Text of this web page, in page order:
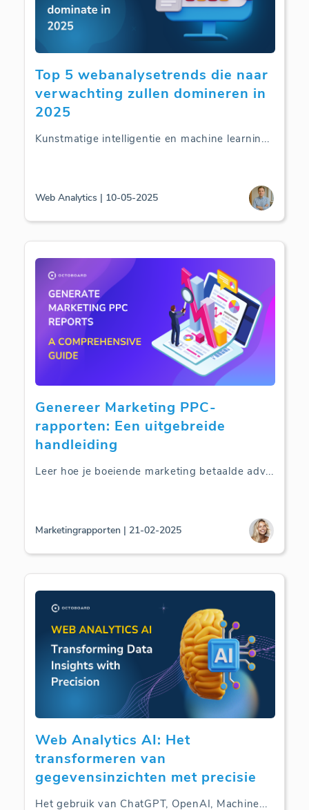
Top 5 webanalysetrends die naar
verwachting zullen domineren in
2025
Kunstmatige intelligentie en machine learnin...
Web Analytics | 10-05-2025
Genereer Marketing PPC-
rapporten: Een uitgebreide
handleiding
Leer hoe je boeiende marketing betaalde adv...
Marketingrapporten | 21-02-2025
Web Analytics AI: Het
transformeren van
gegevensinzichten met precisie
Het gebruik van ChatGPT, OpenAI, Machine...